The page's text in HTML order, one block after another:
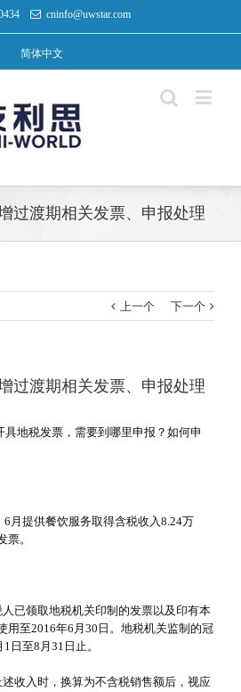
cninfo@uwstar.com
简体中文
过渡期相关发票、申报处理
上一个 下一个
过渡期相关发票、申报处理
具地税发票，需要到哪里申报？如何申
月提供餐饮服务取得含税收入8.24万
票。
人已领取地税机关印制的发票以及印有本
用至2016年6月30日。地税机关监制的冠
日至8月31日止。
述收入时，换算为不含税销售额后，视应